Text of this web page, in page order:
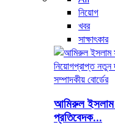
নিয়োগ
খবর
সাক্ষাৎকার
আমিরুল ইসলাম
প্রতিবেদক...